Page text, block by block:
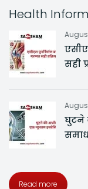
Health
सही
घुटने
Read more